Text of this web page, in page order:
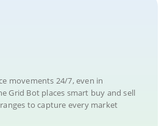
movements 24/7, even in
Grid Bot places smart buy and sell
to capture every market